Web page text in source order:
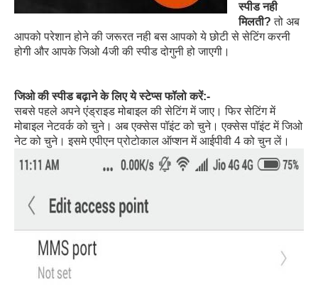
स्पीड नही
मिलती? तो अब
आपको परेशान होने की जरूरत नही बस आपको ये छोटी से सेटिंग करनी
होगी और आपके जिओ 4जी की स्पीड दोगुनी हो जाएगी।
जिओ की स्पीड बढ़ाने के लिए ये स्टेप्स फॉलो करें:-
सबसे पहले अपने एंड्राइड मोबाइल की सेटिंग में जाए। फिर सेटिंग में
मोबाइल नेटवर्क को चुने। अब एक्सेस पॉइंट को चुने। एक्सेस पॉइंट में जिओ
नेट को चुने। इसमे एपीएन प्रोटोकाल ऑप्शन में आईपीवी 4 को चुन लें।